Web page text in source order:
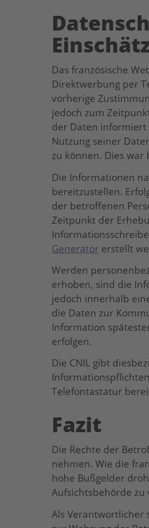
Das französische
Direktwerbung per
vorherige
jedoch zum
der Daten informiert
Nutzung seiner
zu können. Dies
Die Informationen
bereitzustellen.
der betroffenen
Zeitpunkt der
Generator erstellt
Werden
erhoben, sind die
jedoch innerhalb
die Daten zur
Information
erfolgen.
Die CNIL gibt
Telefontastatur
Fazit
Die Rechte der
nehmen. Wie die
hohe Bußgelder
Aufsichtsbehörde
Als Verantwortlicher